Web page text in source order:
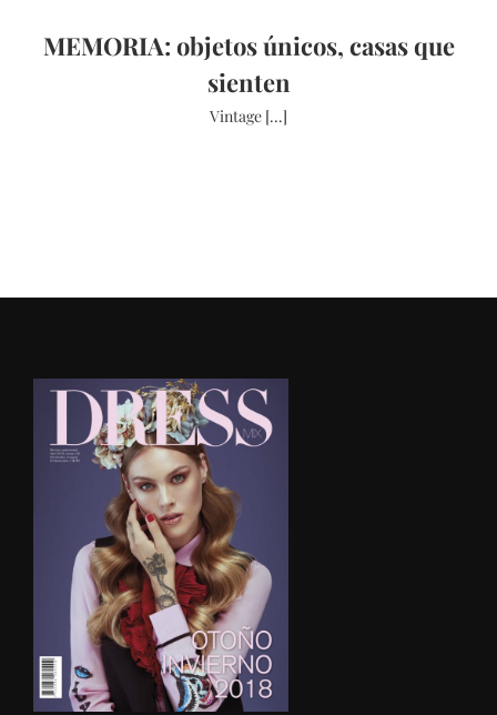
MEMORIA: objetos únicos, casas que
sienten
Vintage [...]